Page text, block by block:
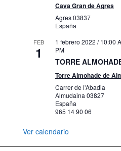
Cava Gran de Agres
Agres03837
España
FEB
1
1 febrero 2022 / 10:00
PM
TORRE
Torre Almohade de
Carrer de l'Abadia
Almudaina 03827
España
965 14 90 06
Ver calendario